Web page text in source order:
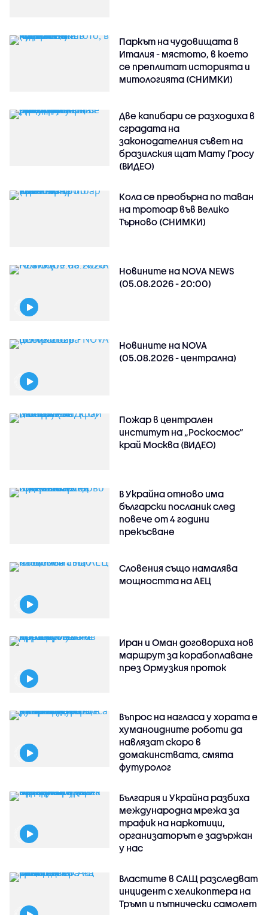
Паркът на чудовищата в
Италия - мястото, в което
се преплитат историята и
митологията (СНИМКИ)
Две капибари се разходиха в
сградата на
законодателния съвет на
бразилския щат Мату Гросу
(ВИДЕО)
Кола се преобърна по таван
на тротоар във Велико
Търново (СНИМКИ)
Новините на NOVA NEWS
(05.08.2026 - 20:00)
Новините на NOVA
(05.08.2026 - централна)
Пожар в централен
институт на „Роскосмос“
край Москва (ВИДЕО)
В Украйна отново има
български посланик след
повече от 4 години
прекъсване
Словения също намалява
мощността на АЕЦ
Иран и Оман договориха нов
маршрут за корабоплаване
през Ормузкия проток
Въпрос на нагласа у хората е
хуманоидните роботи да
навлязат скоро в
домакинствата, смята
футуролог
България и Украйна разбиха
международна мрежа за
трафик на наркотици,
организаторът е задържан
у нас
Властите в САЩ разследват
инцидент с хеликоптера на
Тръмп и пътнически самолет